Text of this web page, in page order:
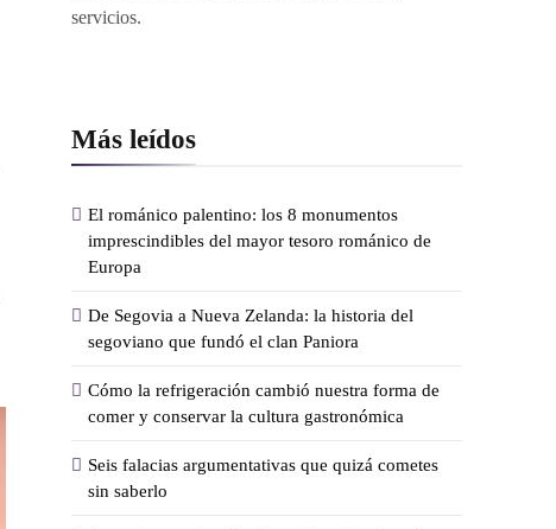
servicios.
Más leídos
El románico palentino: los 8 monumentos
imprescindibles del mayor tesoro románico de
Europa
De Segovia a Nueva Zelanda: la historia del
segoviano que fundó el clan Paniora
Cómo la refrigeración cambió nuestra forma de
comer y conservar la cultura gastronómica
Seis falacias argumentativas que quizá cometes
sin saberlo